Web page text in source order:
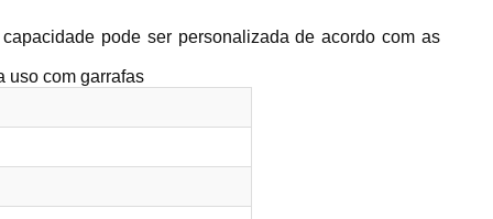
pode ser personalizada de acordo com as
uso com garrafas